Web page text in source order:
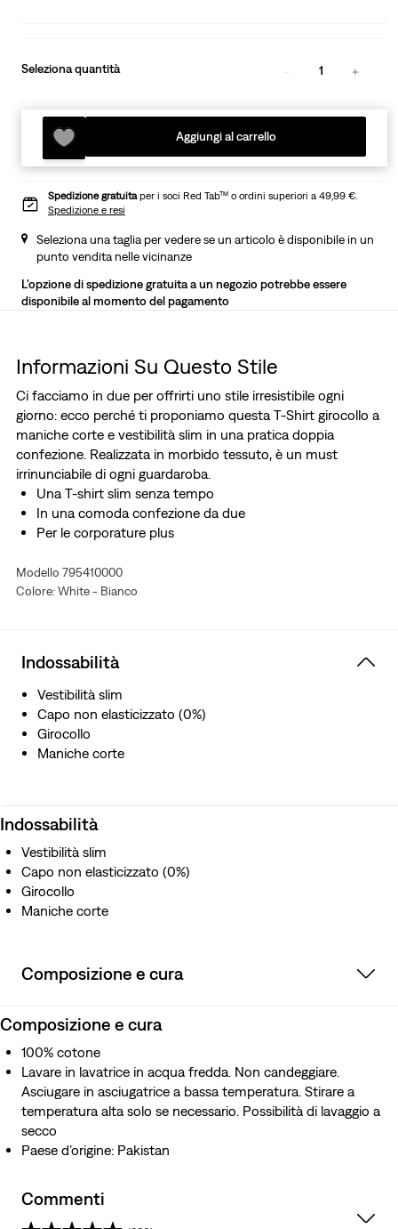
Seleziona quantità 1
Aggiungi al carrello
Spedizione gratuitaper i soci Red Tab™ o ordini superiori a 49,99 €.
Spedizione e resi
Seleziona una taglia per vedere se un articolo è disponibile in un
punto vendita nelle vicinanze
L'opzione di spedizione gratuita a un negozio potrebbe essere
disponibile al momento del pagamento
Informazioni Su Questo Stile
Ci facciamo in due per offrirti uno stile irresistibile ogni
giorno: ecco perché ti proponiamo questa T-Shirt girocollo a
maniche corte e vestibilità slim in una pratica doppia
confezione. Realizzata in morbido tessuto, è un must
irrinunciabile di ogni guardaroba.
Una T-shirt slim senza tempo
In una comoda confezione da due
Per le corporature plus
Modello 795410000
Colore: White - Bianco
Indossabilità
Vestibilità slim
Capo non elasticizzato (0%)
Girocollo
Maniche corte
Indossabilità
Vestibilità slim
Capo non elasticizzato (0%)
Girocollo
Maniche corte
Composizione e cura
Composizione e cura
100% cotone
Lavare in lavatrice in acqua fredda. Non candeggiare.
Asciugare in asciugatrice a bassa temperatura. Stirare a
temperatura alta solo se necessario. Possibilità di lavaggio a
secco
Paese d’origine: Pakistan
Commenti